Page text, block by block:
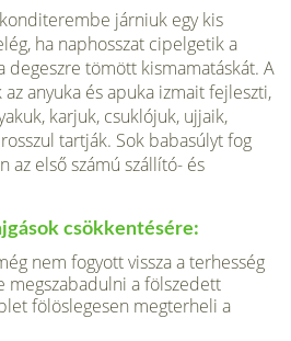
járniuk egy kis
ha naphosszat cipelgetik a
degeszre tömött kismamatáskát. A
anyuka és apuka izmait fejleszti,
karjuk, csuklójuk, ujjaik,
tartják. Sok babasúlyt fog
az első számú szállító- és
csökkentésére:
nem fogyott vissza a terhesség
megsza­badulni a fölszedett
fölöslegesen megterheli a